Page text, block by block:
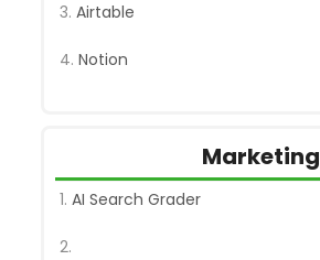
Airtable
Notion
Marketing
AI Search Grader